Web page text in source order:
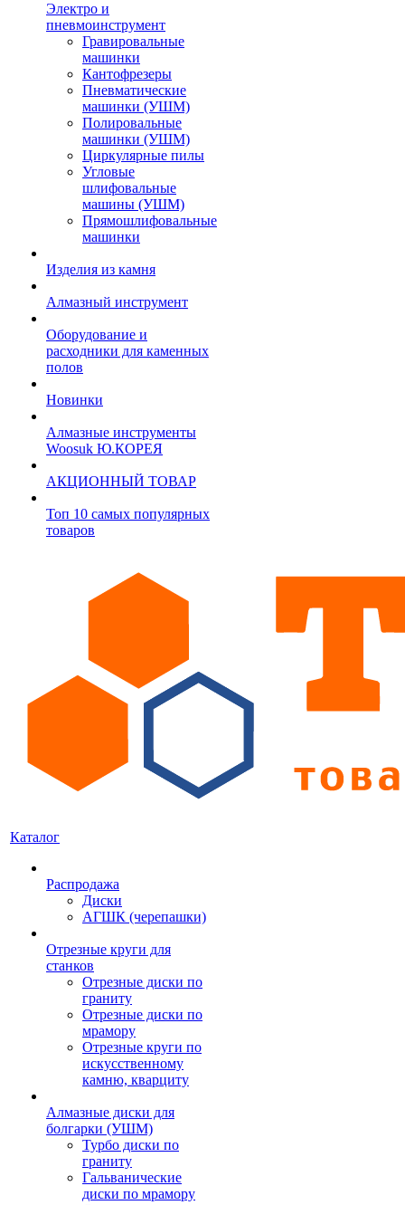
Электро и
пневмоинструмент
Гравировальные
машинки
Кантофрезеры
Пневматические
машинки (УШМ)
Полировальные
машинки (УШМ)
Циркулярные пилы
Угловые
шлифовальные
машины (УШМ)
Прямошлифовальные
машинки
Изделия из камня
Алмазный инструмент
Оборудование и
расходники для каменных
полов
Новинки
Алмазные инструменты
Woosuk Ю.КОРЕЯ
АКЦИОННЫЙ ТОВАР
Топ 10 самых популярных
товаров
Каталог
Распродажа
Диски
АГШК (черепашки)
Отрезные круги для
станков
Отрезные диски по
граниту
Отрезные диски по
мрамору
Отрезные круги по
искусственному
камню, кварциту
Алмазные диски для
болгарки (УШМ)
Турбо диски по
граниту
Гальванические
диски по мрамору